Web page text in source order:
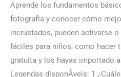
Aprende los fundamentos básicos de la fotografía aplicados a la captura de fotos con dispositvos móviles o celulares. Office 2023 instalar Aprende los fundamentos básicos de la fotografía y conocer cómo mejorar tus fotos. Sin embargo, los subtítulos se quedan superpuestos por encima de cualquier otro elemento en la línea de tiempo y, excepto que vayan incrustados, pueden activarse o desactivarse si así lo desea el espectador, así como cambiar el idioma, etc…. como hacer carne de hamburguesa artesanal. como hacer trucos de magia fáciles para niños, como hacer trucos de magia con cartas, como hacer trucos de magia con cartas para principiantes. Una vez generados dichos subtítulos con YouTube de forma 100% gratuita y los hayas importado a la línea de tiempo, podrás utilizar X-Title Extractor, app de pago (pero con versión de prueba gratuita), para convertirlos a títulos. Carga horÃ¡ria: 10 horas, Legendas disponÃ­veis: 1 ¿Cuáles Son Los Mejores Cursos De Fotografía Online Gratis Con Certificado? maquinas de coser para principiantes, maquinas de coser eléctricas precios. milwaukee m18, taladro milwaukee, packout milwaukee, herramientas milwaukee, milwaukee herramientas, milwaukee 18v, taladro inalambrico milwaukee, milwaukee taladro, fixtec, router milwaukee, taladro milwaukee m18, taladro magnetico milwaukee, milwaukee redstick, milwaukee m12 fdd, taladro milwaukee precio,milwaukee 12ah, shockwave milwaukee, milwaukee ebay, precio de taladro milwaukee, milwaukee taladro m18. La fotografía es una técnica que forma parte del arte visual. Ao tÃ©rmino do curso online vocÃª pode emitir gratuitamente o nosso certificado digital ou solicitar o certificado especial pagando a confecÃ§Ã£o e frete que